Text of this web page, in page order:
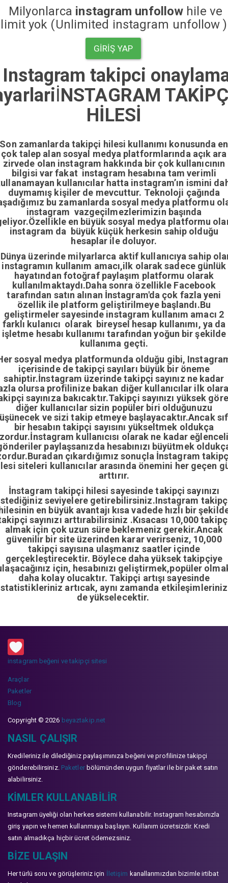
Milyonlarca instagram unfollow hile ve
limit yok (Unlimited instagram unfollow )
GIRIŞ YAP
Instagram takipci
İNSTAGRAM
HİLESİ
Son zamanlarda takipçi hilesi kullanımı konusunda en
çok talep alan sosyal medya platformlarında açık ara
zirvede olan instagram hakkında bir çok kullanıcının
bilgisi var fakat instagram hesabına tam verimli
kullanıcılar hatta instagram’ın ismini
duymamış kişiler de mevcuttur. Teknoloji çağında
bu zamanlarda sosyal medya platformu
instagram vazgeçilmezlerimizin başında
en büyük sosyal medya platformu
instagram da büyük küçük herkesin sahip olduğu
hesaplar ile doluyor.
üzerinde milyarlarca aktif kullanıcıya sahip
instagramın kullanım amacı,ilk olarak sadece günlük
hayatından fotoğraf paylaşım platformu olarak
kullanılmaktaydı.Daha sonra özellikle Facebook
tarafından satın alınan İnstagram'da çok fazla yeni
özellik ile platform geliştirilmeye başlandı.Bu
geliştirmeler sayesinde instagram kullanım amacı 2
farklı kulanıcı olarak bireysel hesap kullanımı, ya da
işletme hesabı kullanımı tarafından yoğun bir şekilde
kullanıma geçti.
sosyal medya platformunda olduğu gibi,
içerisinde de takipçi sayıları büyük bir öneme
sahiptir.İnstagram üzerinde takipçi sayınız ne kadar
olursa profilinize bakan diğer kullanıcılar ilk
sayınıza bakıcaktır.Takipçi sayınızı yüksek
diğer kullanıcılar sizin popüler biri olduğunuzu
ve sizi takip etmeye başlayacaktır.Ancak
bir hesabın takipçi sayısını yükseltmek oldukça
kullanıcısı olarak ne kadar
paylaşsanızda hesabınızı büyütmek
çıkardığımız sonuçla İnstagram
siteleri kullanıcılar arasında önemini her geçen
arttırır.
İnstagram takipçi hilesi sayesinde takipçi sayınızı
seviyelere getirebilirsiniz.Instagram
en büyük avantajı kısa vadede hızlı bir
sayınızı arttırabilirsiniz .Kısacası 10,000
almak için çok uzun süre beklemeniz gerekir.Ancak
güvenilir bir site üzerinden karar verirseniz, 10,000
takipçi sayısına ulaşmanız saatler içinde
gerçekleştirecektir. Böylece daha yüksek takipçiye
için, hesabınızı geliştirmek,popüler
daha kolay olucaktır. Takipçi artışı sayesinde
artıcak, aynı zamanda
de yükselecektir.
instagram beğeni ve takipçi sitesi
Araçlar
Paketler
Blog
Copyright © 2026 beyaztakip.net
NASIL ÇALIŞIR
Kredileriniz ile dilediğiniz paylaşımınıza beğeni ve profilinize takipçi
gönderebilirsiniz. Paketlerbölümünden uygun fiyatlar ile bir paket satın
alabilirsiniz.
KIMLER KULLANABILIR
Instagram üyeliği olan herkes sistemi kullanabilir. Instagram hesabınızla
giriş yapın ve hemen kullanmaya başlayın. Kullanım ücretsizdir. Kredi
satın almadıkça hiçbir ücret ödemezsiniz.
BIZE ULAŞIN
Her türlü soru ve görüşleriniz için İletişim kanallarımızdan bizimle irtibat